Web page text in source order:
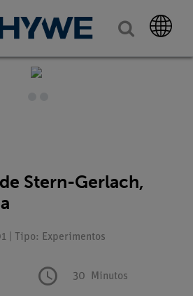
Stern-Gerlach,
| Tipo: Experimentos
30 Minutos